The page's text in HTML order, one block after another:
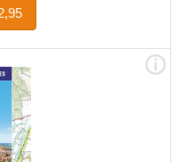
32,95